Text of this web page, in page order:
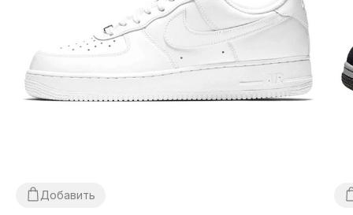
Пожалуйста, следуйте этим инструкциям и будьте
уверены, кроссовки однозначно Вам подойдут. При
выборе размера Jordan (да и любых других кроссовок
Затем воспользуйтесь выпадающим меню «Размер
Добавить